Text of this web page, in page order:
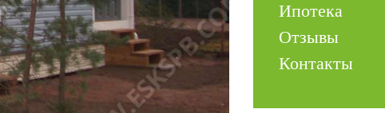
Ипотека
Отзывы
Контакты